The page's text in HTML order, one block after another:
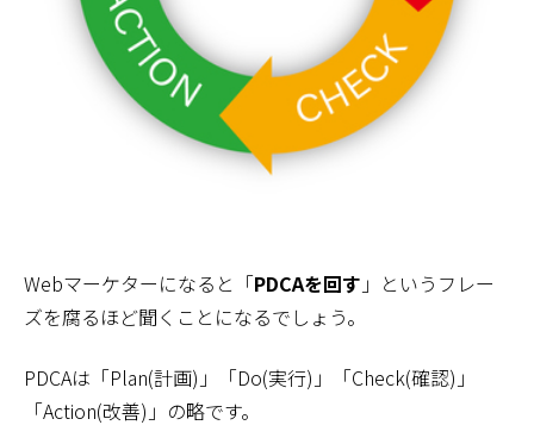
Webマーケターになると「PDCAを回す 」というフレー
ズを腐るほど聞くことになるでしょう。
PDCAは「Plan(計画)」「Do(実行)」「Check(確認)」
「Action(改善)」の略です。